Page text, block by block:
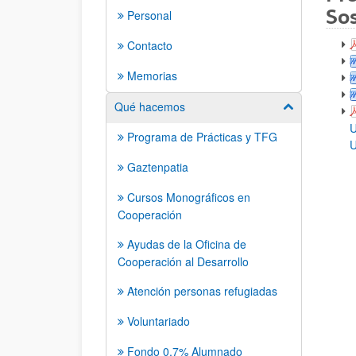
Personal
Contacto
Memorias
Qué hacemos
Mostrar/
Programa de Prácticas y TFG
Gaztenpatia
Cursos Monográficos en
Cooperación
Ayudas de la Oficina de
Cooperación al Desarrollo
Atención personas refugiadas
Voluntariado
Fondo 0,7% Alumnado